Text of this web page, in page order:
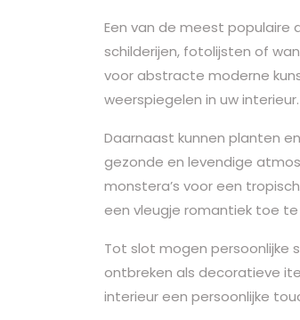
Een van de meest
schilderijen, fotolijsten of
voor abstracte moderne
weerspiegelen in uw interieur.
Daarnaast kunnen planten
gezonde en levendige
monstera’s voor een
een vleugje romantiek toe
Tot slot mogen persoonlijke
ontbreken als decoratieve
interieur een persoonlijke